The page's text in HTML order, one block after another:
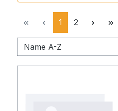
Seite
1 Seite
2